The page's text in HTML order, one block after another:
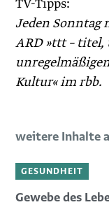
TV-Tipps:
Jeden
ARD ­»ttt – titel,
Kultur« im rbb.
weitere Inhalte
GESUNDHEIT
Gewebe des